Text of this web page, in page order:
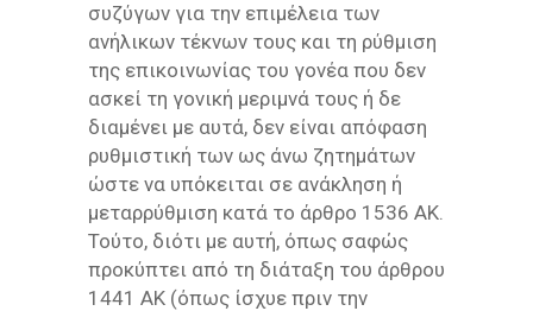
συζύγων για την επιμέλεια των
ανήλικων τέκνων τους και τη ρύθμιση
της επικοινωνίας του γονέα που δεν
ασκεί τη γονική μεριμνά τους ή δε
διαμένει με αυτά, δεν είναι απόφαση
ρυθμιστική των ως άνω ζητημάτων
ώστε να υπόκειται σε ανάκληση ή
μεταρρύθμιση κατά το άρθρο 1536 ΑΚ.
Τούτο, διότι με αυτή, όπως σαφώς
προκύπτει από τη διάταξη του άρθρου
1441 ΑΚ (όπως ίσχυε πριν την